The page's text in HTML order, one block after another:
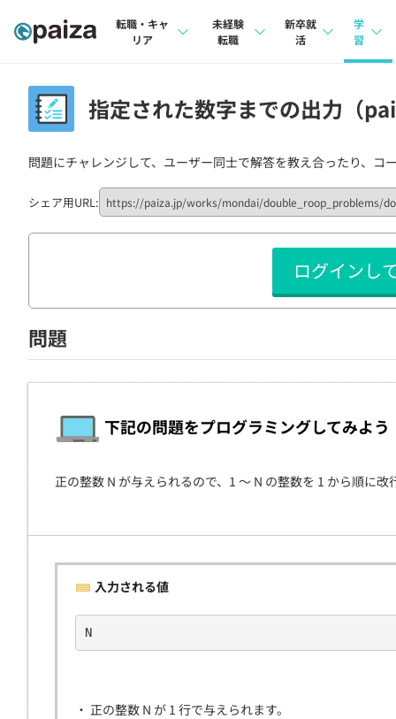
転職・キャ
リア
転職成功ガイド
転職エージェント
未経験
転職
転職成功ガイド
新卒就
活
本選考
新卒エージェント
イベント・セミナー
インタビュー
就活成功ガイド
学
習
問題集
4択
ナレ
リフ
プラン
個人
学校
契約
指定された数字までの出力（
問題にチャレンジして、ユーザー同士で解答を教え合ったり、コ
シェア用URL:
ログインし
問題
下記の問題をプログラミングしてみよう
正の整数 N が与えられるので、1 〜 N の整数を 1 から順に
入力される値
N
・ 正の整数 N が 1 行で与えられます。